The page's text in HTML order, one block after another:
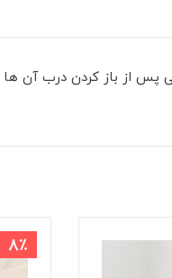
پس از باز کردن درب آن
8٪